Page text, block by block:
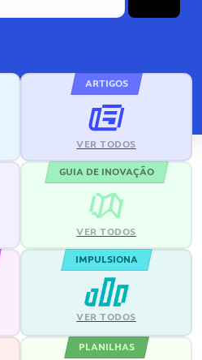
ARTIGOS
VER TODOS
GUIA DE INOVAÇÃO
VER TODOS
IMPULSIONA
VER TODOS
PLANILHAS